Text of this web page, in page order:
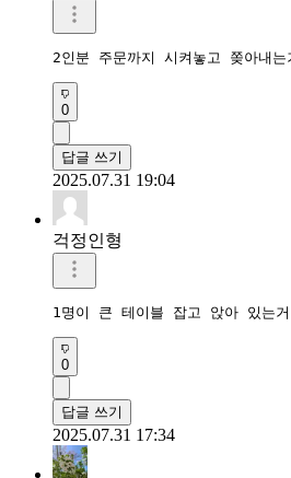
2인분 주문까지 시켜놓고 쫒아내
0
답글 쓰기
2025.07.31 19:04
걱정인형
1명이 큰 테이블 잡고 앉아 있는
0
답글 쓰기
2025.07.31 17:34